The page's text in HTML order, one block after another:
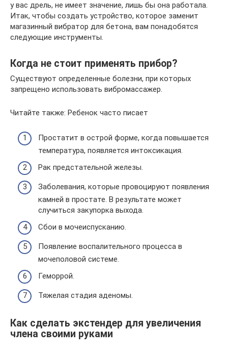
у вас дрель, не имеет значение, лишь бы она работала.
Итак, чтобы создать устройство, которое заменит
магазинный вибратор для бетона, вам понадобятся
следующие инструменты.
Когда не стоит применять прибор?
Существуют определенные болезни, при которых
запрещено использовать вибромассажер.
Читайте также: Ребенок часто писает
Простатит в острой форме, когда повышается
температура, появляется интоксикация.
Рак предстательной железы.
Заболевания, которые провоцируют появления
камней в простате. В результате может
случиться закупорка выхода.
Сбои в мочеиспусканию.
Появление воспалительного процесса в
мочеполовой системе.
Геморрой.
Тяжелая стадия аденомы.
Как сделать экстендер для увеличения
члена своими руками